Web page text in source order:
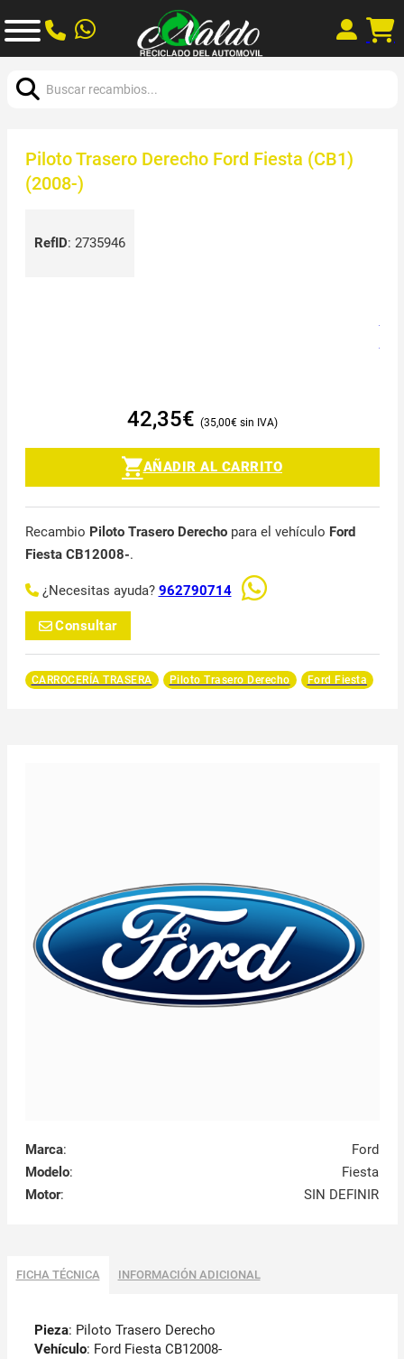
Piloto Trasero Derecho Ford Fiesta (CB1)
(2008-)
RefID: 2735946
42,35€ 35,00€
AÑADIR AL CARRITO
Recambio Piloto Trasero Derechopara el vehículo Ford
Fiesta CB12008-.
¿Necesitas ayuda? 962790714
Consultar
CARROCERÍA TRASERA Piloto Trasero Derecho Ford Fiesta
Marca:
Ford
Modelo:
Fiesta
Motor: SIN DEFINIR
FICHA TÉCNICA INFORMACIÓN ADICIONAL
Pieza: Piloto Trasero Derecho
Vehículo: Ford Fiesta CB12008-